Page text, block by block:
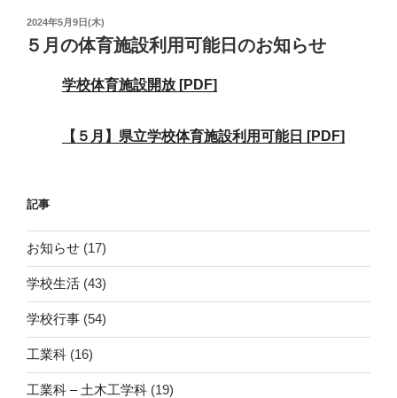
投
稿
日:
2024年5月9日(木)
５月の体育施設利用可能日のお知らせ
学校体育施設開放 [PDF]
【５月】県立学校体育施設利用可能日 [PDF]
記事
お知らせ (17)
学校生活 (43)
学校行事 (54)
工業科 (16)
工業科 – 土木工学科 (19)